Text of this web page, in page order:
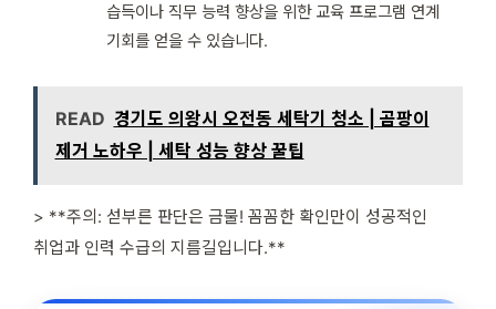
습득이나 직무 능력 향상을 위한 교육 프로그램 연계
기회를 얻을 수 있습니다.
READ 경기도 의왕시 오전동 세탁기 청소 | 곰팡이
제거 노하우 | 세탁 성능 향상 꿀팁
> **주의: 섣부른 판단은 금물! 꼼꼼한 확인만이 성공적인
취업과 인력 수급의 지름길입니다.**